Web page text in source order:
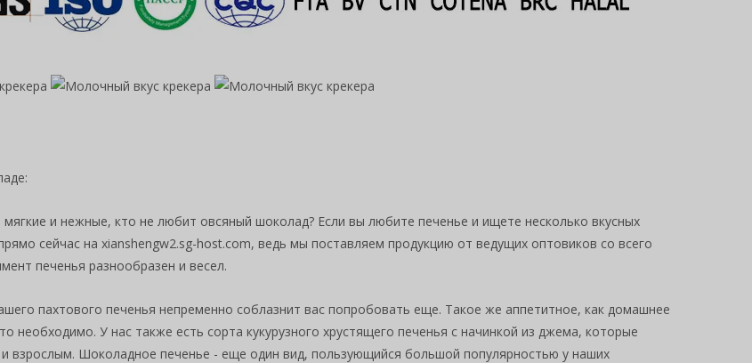
и нежные, кто не любит овсяный шоколад? Если вы любите печенье и ищете несколько вкусных
сейчас на xianshengw2.sg-host.com, ведь мы поставляем продукцию от ведущих оптовиков со всего
печенья разнообразен и весел.
пахтового печенья непременно соблазнит вас попробовать еще. Такое же аппетитное, как домашнее
необходимо. У нас также есть сорта кукурузного хрустящего печенья с начинкой из джема, которые
и взрослым. Шоколадное печенье - еще один вид, пользующийся большой популярностью у наших